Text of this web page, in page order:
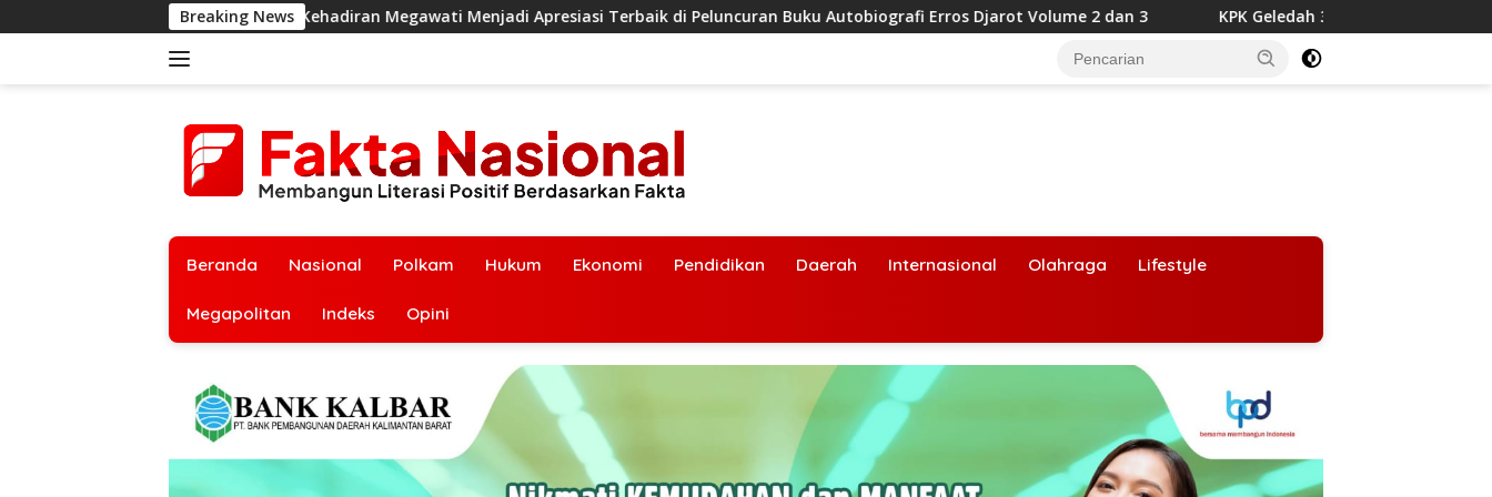
ke
Breaking News
Kehadiran Megawati Menjadi Apresiasi Terbaik di Peluncuran Buku Autobiografi Erros Djarot Volume 2 dan 3 KPK Geledah 3 Lokasi di Bengkulu, Uang Rp4 Miliar dan
Beranda Nasional Polkam Hukum Ekonomi Pendidikan Daerah Internasional Olahraga Lifestyle
Megapolitan Indeks Opini